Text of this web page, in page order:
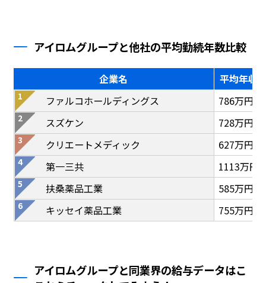
アイロムグループと他社の平均勤続年数比較
企業名
平均年収
ファルコホールディングス
786万円
スズケン
728万円
クリエートメディック
627万円
第一三共
1113万円
扶桑薬品工業
585万円
キッセイ薬品工業
755万円
アイロムグループと同業界の給与データはこ